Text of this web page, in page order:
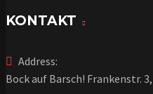
KONTAKT
Address:
Bock auf Barsch! Frankenstr.